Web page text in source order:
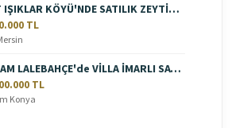
MUT IŞIKLAR KÖYÜ'NDE SATILIK ZEYTİN BAHÇESİ
TL
MERAM LALEBAHÇE'de VİLLA İMARLI SATILIK ARSA
TL
Konya